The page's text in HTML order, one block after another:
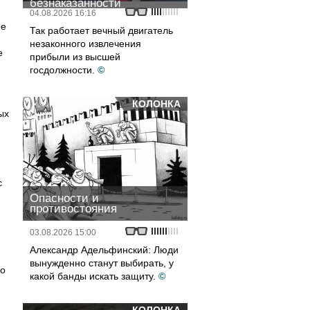
безнаказанности
04.08.2026 16:16
Так работает вечный двигатель
незаконного извлечения
прибыли из высшей
госдолжности. ©
КОЛОНКА
Опасности и
противостояния
03.08.2026 15:00
Александр Адельфинский: Люди
вынужденно станут выбирать, у
какой банды искать защиту. ©